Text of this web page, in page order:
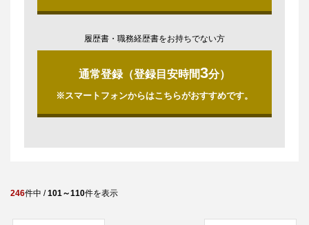
履歴書・職務経歴書をお持ちでない方
通常登録（登録目安時間3分）
※スマートフォンからはこちらがおすすめです。
246件中 /101～110件を表示